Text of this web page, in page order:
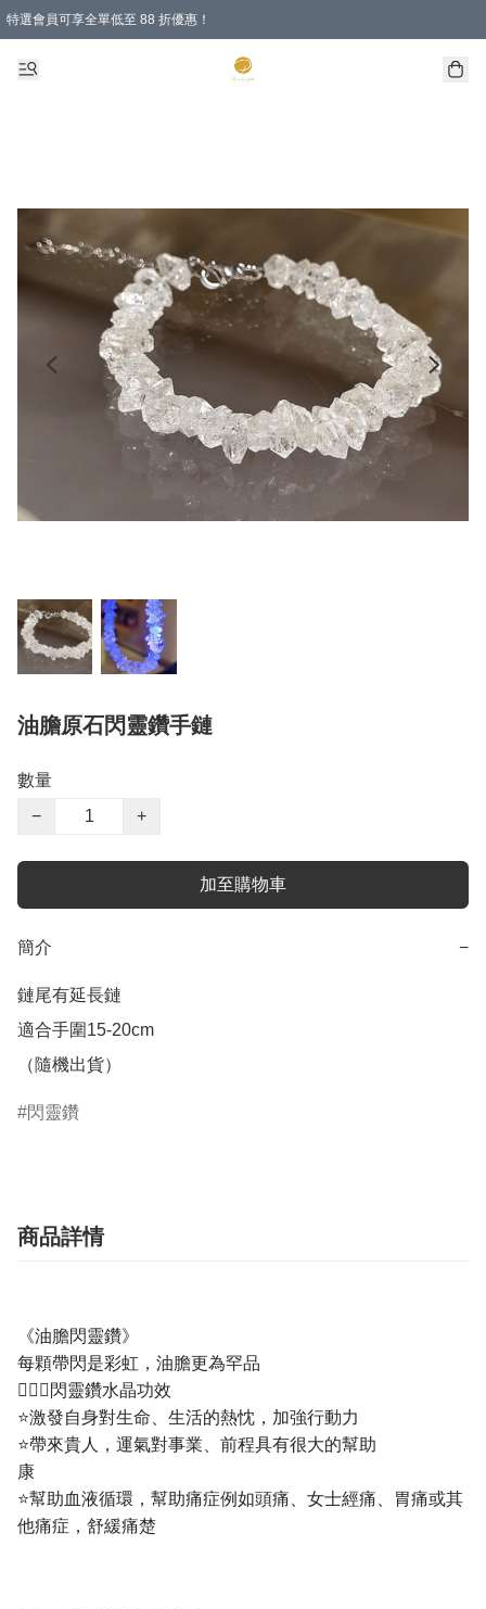
特選會員可享全單低至 88 折優惠！
油膽原石閃靈鑽手鏈
數量
−
+
加至購物車
簡介 −
鏈尾有延長鏈
適合手圍15-20cm
（隨機出貨）
閃靈鑽
商品詳情
《油膽閃靈鑽》
每顆帶閃是彩虹，油膽更為罕品
💁🏼‍♀️閃靈鑽水晶功效
⭐️激發自身對生命、生活的熱忱，加強行動力
⭐️帶來貴人，運氣對事業、前程具有很大的幫助
康
⭐️幫助血液循環，幫助痛症例如頭痛、女士經痛、胃痛或其
他痛症，舒緩痛楚